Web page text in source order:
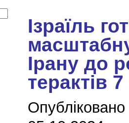
Ізраїль
Ірану до
терактів